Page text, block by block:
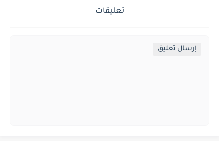
تعليقات
إرسال تعليق